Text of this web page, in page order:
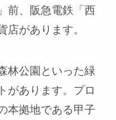
前、阪急電鉄「西
店があります。
林公園といった緑
があります。プロ
本拠地である甲子